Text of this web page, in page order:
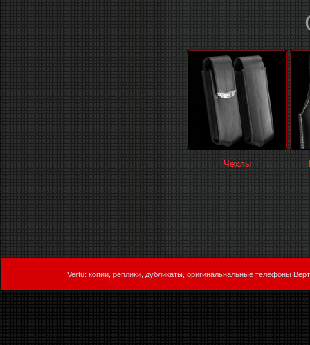
Чехлы
Vertu: копии, реплики, дубликаты, оригинальнальные телефоны